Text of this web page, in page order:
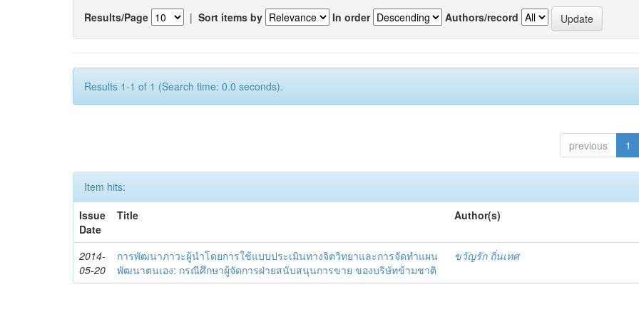
Results/Page | Sort items by In order Authors/record
Results 1-1 of 1 (Search time: 0.0 seconds).
previous 1
Item hits:
Issue
Date
Title Author(s)
2014-
05-20
การพัฒนาภาวะผู้นำโดยการใช้แบบประเมินทางจิตวิทยาและการจัดทำแผน
พัฒนาตนเอง: กรณีศึกษาผู้จัดการฝ่ายสนับสนุนการขาย ของบริษัทข้ามชาติ
ขวัญรัก ถิ่นเทศ